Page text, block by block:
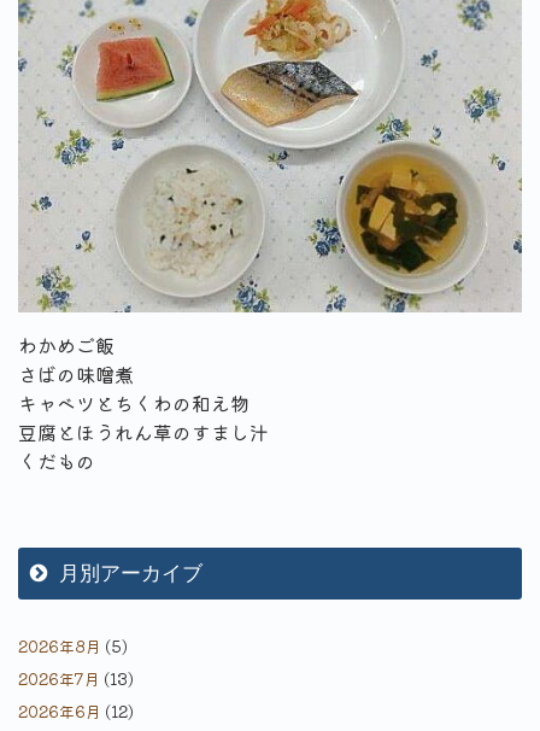
わかめご飯
さばの味噌煮
キャベツとちくわの和え物
豆腐とほうれん草のすまし汁
くだもの
月別アーカイブ
2026年8月 (5)
2026年7月 (13)
2026年6月 (12)